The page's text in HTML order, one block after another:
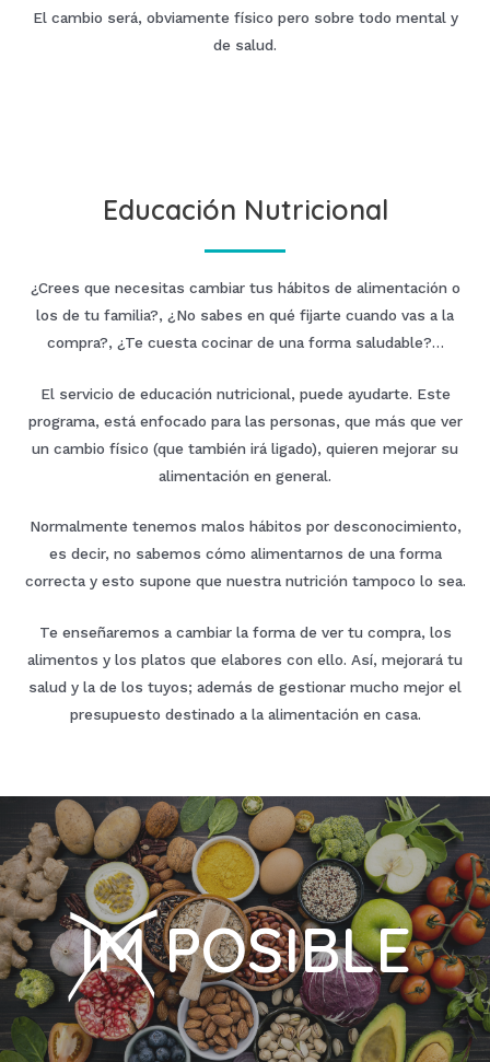
El cambio será, obviamente físico pero sobre todo mental y
de salud.
Educación Nutricional
¿Crees que necesitas cambiar tus hábitos de alimentación o
los de tu familia?, ¿No sabes en qué fijarte cuando vas a la
compra?, ¿Te cuesta cocinar de una forma saludable?…
El servicio de educación nutricional, puede ayudarte. Este
programa, está enfocado para las personas, que más que ver
un cambio físico (que también irá ligado), quieren mejorar su
alimentación en general.
Normalmente tenemos malos hábitos por desconocimiento,
es decir, no sabemos cómo alimentarnos de una forma
correcta y esto supone que nuestra nutrición tampoco lo sea.
Te enseñaremos a cambiar la forma de ver tu compra, los
alimentos y los platos que elabores con ello. Así, mejorará tu
salud y la de los tuyos; además de gestionar mucho mejor el
presupuesto destinado a la alimentación en casa.
IM POSIBLE